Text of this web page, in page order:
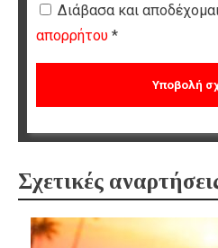
Διάβασα και
απορρήτου *
Σχετικές